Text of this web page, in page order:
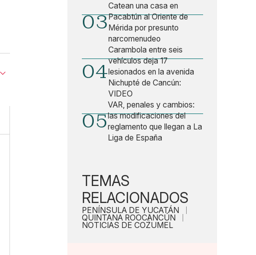
03
Catean una casa en
Pacabtún al Oriente de
Mérida por presunto
narcomenudeo
04
Carambola entre seis
vehículos deja 17
lesionados en la avenida
Nichupté de Cancún:
VIDEO
05
VAR, penales y cambios:
las modificaciones del
reglamento que llegan a La
Liga de España
TEMAS
RELACIONADOS
PENÍNSULA DE YUCATÁN
QUINTANA ROOCANCÚN
NOTICIAS DE COZUMEL